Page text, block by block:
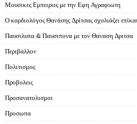
Μουσικες Εμπειριες με την Εφη Αγραφιωτη
Ο καρδιολόγος Θανάσης Δρίτσας σχολιάζει
Παυσιλυπα & Παυσιπονα με τον Θαναση Δριτσα
Περιβαλλον
Πολιτισμος
Προβολεις
Προσανατολισμοι
Προσωπα